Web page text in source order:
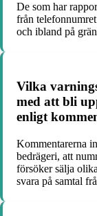
De som har
från
och ibland på
Vilka
med att bli
enligt
Kommentarerna
bedrägeri, att
försöker sälja
svara på samtal